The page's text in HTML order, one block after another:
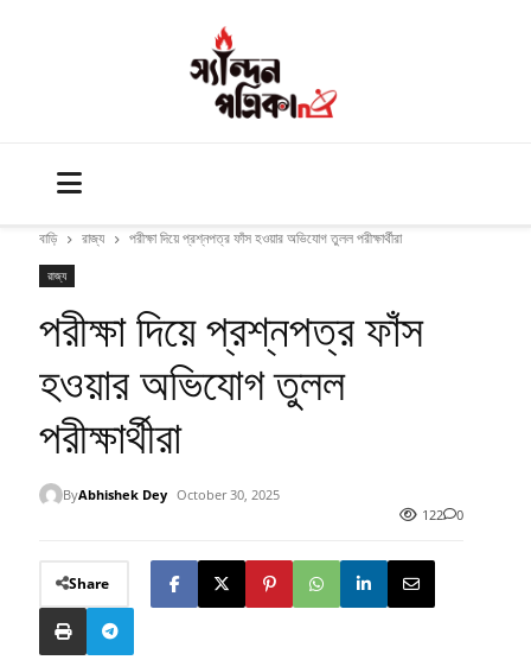
বাড়ি রাজ্য পরীক্ষা দিয়ে প্রশ্নপত্র ফাঁস হওয়ার অভিযোগ তুলল পরীক্ষার্থীরা
রাজ্য
পরীক্ষা দিয়ে প্রশ্নপত্র ফাঁস
হওয়ার অভিযোগ তুলল
পরীক্ষার্থীরা
ByAbhishek Dey October 30, 2025
122
0
Share